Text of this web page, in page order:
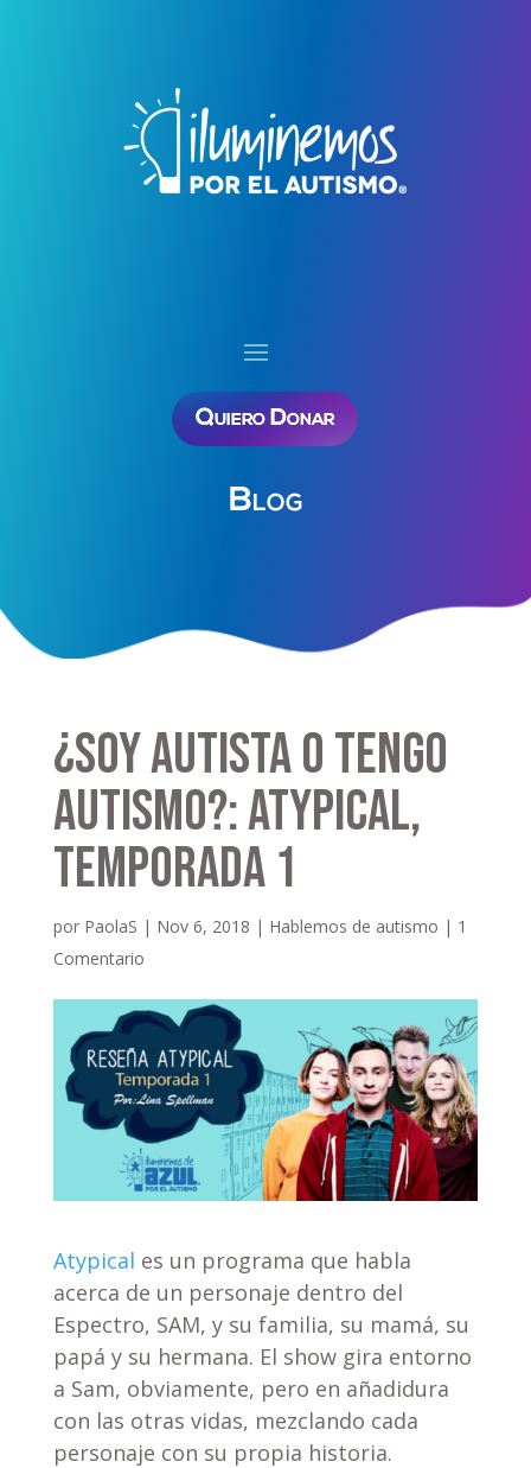
Quiero Donar
Blog
¿Soy autista o tengo
autismo?: Atypical,
Temporada 1
por PaolaS | Nov 6, 2018 | Hablemos de autismo | 1
Comentario
Atypical es un programa que habla
acerca de un personaje dentro del
Espectro, SAM, y su familia, su mamá, su
papá y su hermana. El show gira entorno
a Sam, obviamente, pero en añadidura
con las otras vidas, mezclando cada
personaje con su propia historia.